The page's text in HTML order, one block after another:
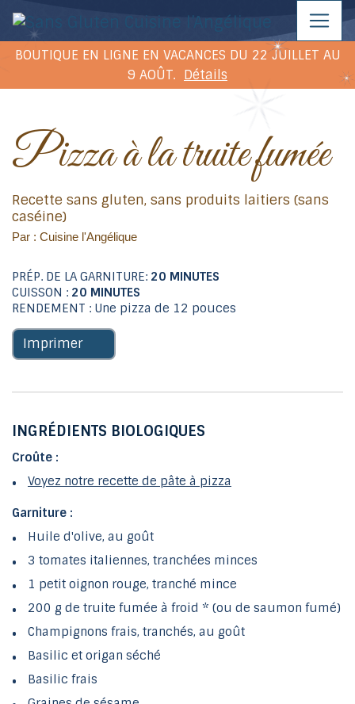
BOUTIQUE EN LIGNE EN VACANCES DU 22 JUILLET AU
9 AOÛT. Détails
Pizza à la truite fumée
Recette sans gluten, sans produits laitiers (sans
caséine)
Par : Cuisine l'Angélique
PRÉP. DE LA GARNITURE: 20 MINUTES
CUISSON : 20 MINUTES
RENDEMENT : Une pizza de 12 pouces
Imprimer
INGRÉDIENTS BIOLOGIQUES
Croûte :
Voyez notre recette de pâte à pizza
Garniture :
Huile d'olive, au goût
3 tomates italiennes, tranchées minces
1 petit oignon rouge, tranché mince
200 g de truite fumée à froid * (ou de saumon fumé)
Champignons frais, tranchés, au goût
Basilic et origan séché
Basilic frais